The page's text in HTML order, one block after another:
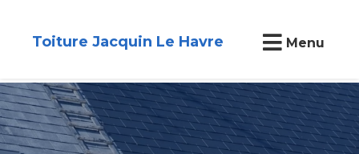
Toiture Jacquin Le Havre Menu